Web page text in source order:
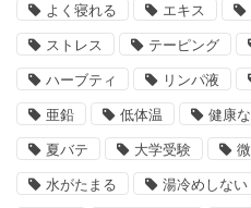
よく寝れる エキス
ストレス テーピング
ハーブティ リンパ液
亜鉛 低体温 健康
夏バテ 大学受験
水がたまる 湯冷めしない